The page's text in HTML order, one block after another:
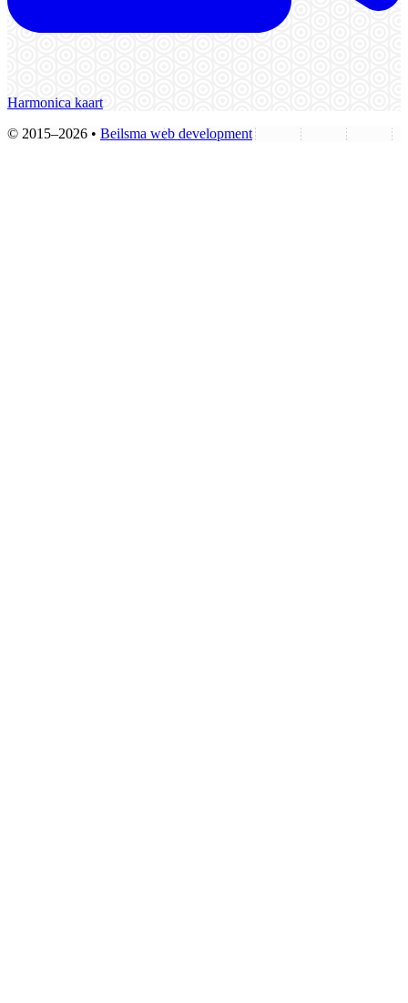
Harmonica kaart
© 2015–2026 • Beilsma web development